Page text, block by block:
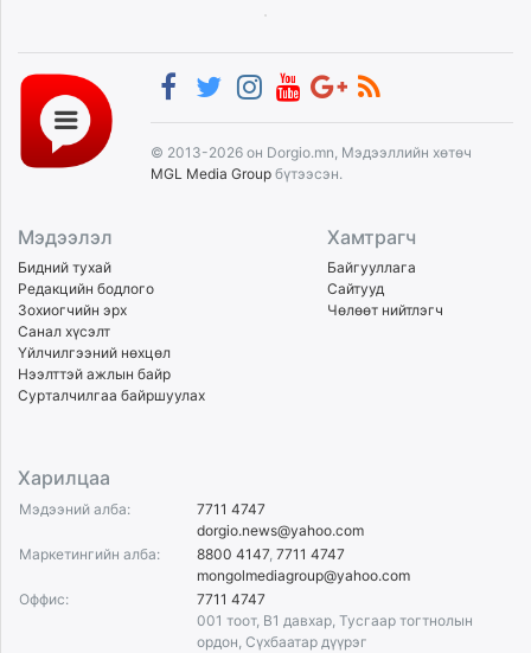
© 2013-2026 он Dorgio.mn, Мэдээллийн хөтөч
MGL Media Group бүтээсэн.
Мэдээлэл
Бидний тухай
Редакцийн бодлого
Зохиогчийн эрх
Санал хүсэлт
Үйлчилгээний нөхцөл
Нээлттэй ажлын байр
Сурталчилгаа байршуулах
Хамтрагч
Байгууллага
Сайтууд
Чөлөөт нийтлэгч
Харилцаа
Мэдээний алба:
7711 4747
dorgio.news@yahoo.com
Маркетингийн алба:
8800 4147 7711 4747
mongolmediagroup@yahoo.com
Оффис:
7711 4747
001 тоот, B1 давхар, Тусгаар тогтнолын
ордон, Сүхбаатар дүүрэг